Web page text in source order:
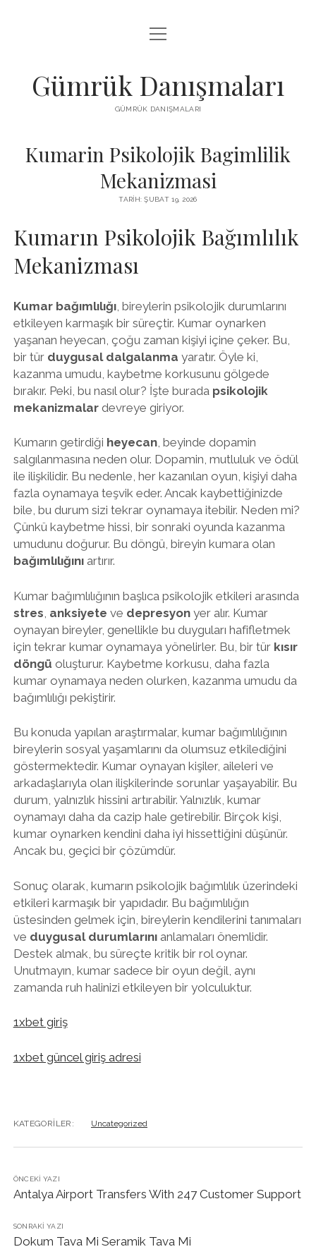
IGTV BEĞENI HILESI PARASIZ
menüyü
aç
Gümrük Danışmaları
GÜMRÜK DANIŞMALARI
Kumarin Psikolojik Bagimlilik
Mekanizmasi
TARIH: ŞUBAT 19, 2026
Kumarın Psikolojik Bağımlılık
Mekanizması
Kumar bağımlılığı, bireylerin psikolojik durumlarını
etkileyen karmaşık bir süreçtir. Kumar oynarken
yaşanan heyecan, çoğu zaman kişiyi içine çeker. Bu,
bir tür duygusal dalgalanma yaratır. Öyle ki,
kazanma umudu, kaybetme korkusunu gölgede
bırakır. Peki, bu nasıl olur? İşte burada psikolojik
mekanizmalardevreye giriyor.
Kumarın getirdiği heyecan, beyinde dopamin
salgılanmasına neden olur. Dopamin, mutluluk ve ödül
ile ilişkilidir. Bu nedenle, her kazanılan oyun, kişiyi daha
fazla oynamaya teşvik eder. Ancak kaybettiğinizde
bile, bu durum sizi tekrar oynamaya itebilir. Neden mi?
Çünkü kaybetme hissi, bir sonraki oyunda kazanma
umudunu doğurur. Bu döngü, bireyin kumara olan
bağımlılığınıartırır.
Kumar bağımlılığının başlıca psikolojik etkileri arasında
stres anksiyete ve depresyonyer alır. Kumar
oynayan bireyler, genellikle bu duyguları hafifletmek
için tekrar kumar oynamaya yönelirler. Bu, bir tür kısır
döngü oluşturur. Kaybetme korkusu, daha fazla
kumar oynamaya neden olurken, kazanma umudu da
bağımlılığı pekiştirir.
Bu konuda yapılan araştırmalar, kumar bağımlılığının
bireylerin sosyal yaşamlarını da olumsuz etkilediğini
göstermektedir. Kumar oynayan kişiler, aileleri ve
arkadaşlarıyla olan ilişkilerinde sorunlar yaşayabilir. Bu
durum, yalnızlık hissini artırabilir. Yalnızlık, kumar
oynamayı daha da cazip hale getirebilir. Birçok kişi,
kumar oynarken kendini daha iyi hissettiğini düşünür.
Ancak bu, geçici bir çözümdür.
Sonuç olarak, kumarın psikolojik bağımlılık üzerindeki
etkileri karmaşık bir yapıdadır. Bu bağımlılığın
üstesinden gelmek için, bireylerin kendilerini tanımaları
ve duygusal durumlarınıanlamaları önemlidir.
Destek almak, bu süreçte kritik bir rol oynar.
Unutmayın, kumar sadece bir oyun değil, aynı
zamanda ruh halinizi etkileyen bir yolculuktur.
1xbet giriş
1xbet güncel giriş adresi
KATEGORILER: Uncategorized
ÖNCEKI YAZI
Antalya Airport Transfers With 247 Customer Support
SONRAKI YAZI
Dokum Tava Mi Seramik Tava Mi